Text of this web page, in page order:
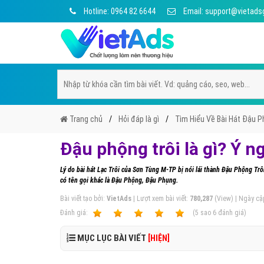
Hotline: 0964 82 6644 Email:
Trang chủ Hỏi đáp là gì Tìm Hiểu Về Bài Hát Đậu
Đậu phộng trôi là gì? Ý
Lý do bài hát Lạc Trôi của Sơn Tùng M-TP bị nói lái thành Đậu Phộng
có tên gọi khác là Đậu Phộng, Đậu Phụng.
Bài viết tạo bởi: VietAds | Lượt xem bài viết: 780,287 (View) | Ngày
Ðánh giá:
(5 sao 6 đánh giá)
MỤC LỤC BÀI VIẾT [HIỆN]